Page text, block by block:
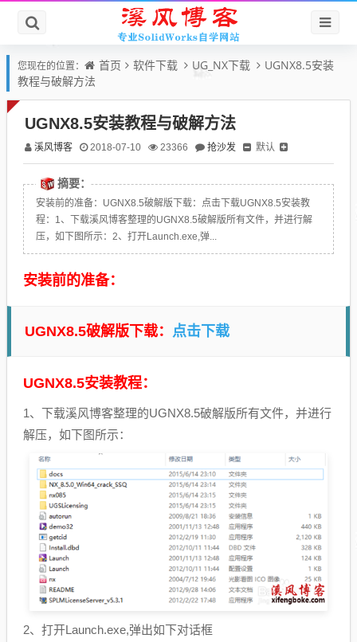
您现在的位置： 首页 软件下载 UG_NX下载
UGNX8.5安装
教程与破解方法
UGNX8.5安装教程与破解方法
溪风博客 2018-07-10 23366 抢沙发 默认
摘要：
安装前的准备：UGNX8.5破解版下载：点击下载UGNX8.5安装教
程：1、下载溪风博客整理的UGNX8.5破解版所有文件，并进行解
压，如下图所示：2、打开Launch.exe,弹...
安装前的准备：
UGNX8.5破解版下载： 点击下载
UGNX8.5安装教程：
1、下载溪风博客整理的UGNX8.5破解版所有文件，并进行
解压，如下图所示：
2、打开Launch.exe,弹出如下对话框